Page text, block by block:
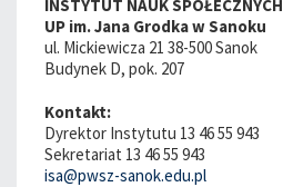
INSTYTUT NAUK SPOŁECZNYCH
UP im. Jana Grodka w Sanoku
ul. Mickiewicza 21 38-500 Sanok
Budynek D, pok. 207
Kontakt:
Dyrektor Instytutu 13 46 55 943
Sekretariat 13 46 55 943
isa@pwsz-sanok.edu.pl